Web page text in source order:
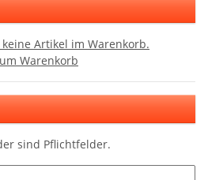
Artikel im Warenkorb.
Warenkorb
sind Pflichtfelder.